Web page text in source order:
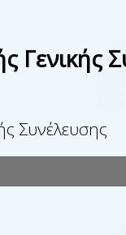
Γενικής
Συνέλευσης